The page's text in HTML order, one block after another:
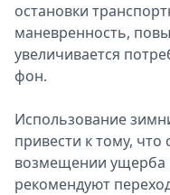
остановки
маневренность,
увеличивается
фон.
Использование
привести к тому,
возмещении ущерба
рекомендуют